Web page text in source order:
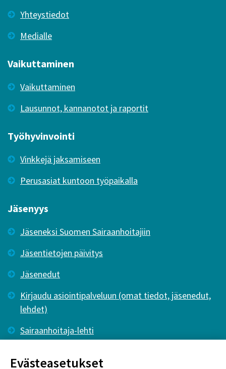
Yhteystiedot
Medialle
Vaikuttaminen
Vaikuttaminen
Lausunnot, kannanotot ja raportit
Työhyvinvointi
Vinkkejä jaksamiseen
Perusasiat kuntoon työpaikalla
Jäsenyys
Jäseneksi Suomen Sairaanhoitajiin
Jäsentietojen päivitys
Jäsenedut
Kirjaudu asiointipalveluun (omat tiedot, jäsenedut,
lehdet)
Sairaanhoitaja-lehti
Evästeasetukset